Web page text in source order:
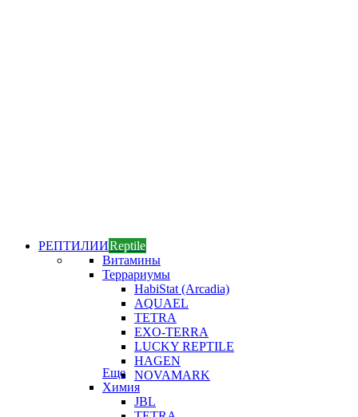
РЕПТИЛИИReptile
Витамины
Террариумы
HabiStat (Arcadia)
AQUAEL
TETRA
EXO-TERRA
LUCKY REPTILE
HAGEN
NOVAMARK
Еще
Химия
JBL